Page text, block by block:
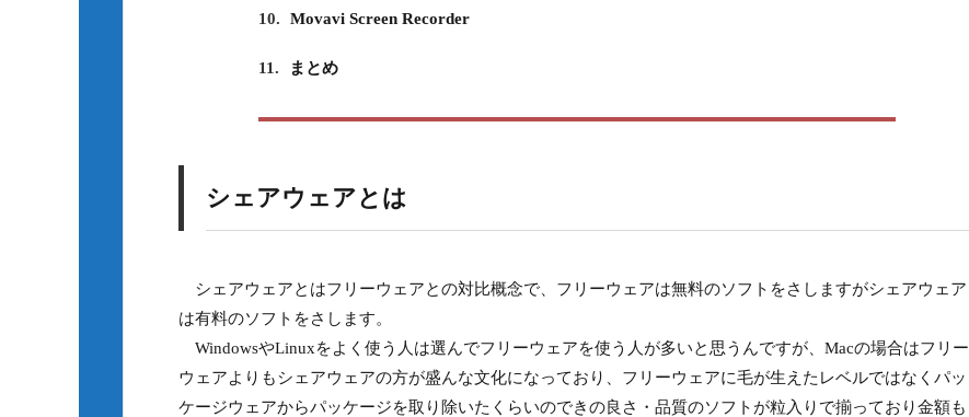
10. Movavi Screen Recorder
11. まとめ
シェアウェアとは
シェアウェアとはフリーウェアとの対比概念で、フリーウェアは無料のソフトをさしますがシェアウェア
は有料のソフトをさします。
WindowsやLinuxをよく使う人は選んでフリーウェアを使う人が多いと思うんですが、Macの場合はフリー
ウェアよりもシェアウェアの方が盛んな文化になっており、フリーウェアに毛が生えたレベルではなくパッ
ケージウェアからパッケージを取り除いたくらいのできの良さ・品質のソフトが粒入りで揃っており金額も